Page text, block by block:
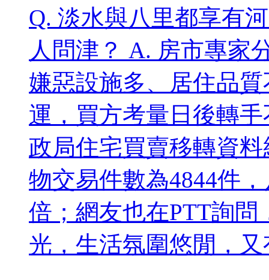
Q. 淡水與八里都享有
人問津？ A. 房市專家
嫌惡設施多、居住品
運，買方考量日後轉
政局住宅買賣移轉資
物交易件數為4844件
倍；網友也在PTT詢
光，生活氛圍悠閒，